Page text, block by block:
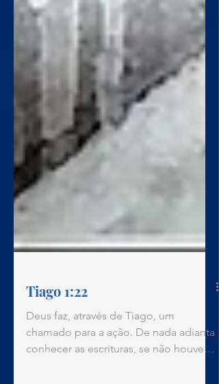
Tiago 1:22
Deus faz, através de Tiago, um
chamado para a ação. De nada adianta